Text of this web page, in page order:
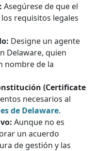
Asegúrese de que el
requisitos legales
Designe un agente
Delaware, quien
nombre de la
(Certificate
necesarios al
de Delaware.
Aunque no es
un acuerdo
de gestión y las